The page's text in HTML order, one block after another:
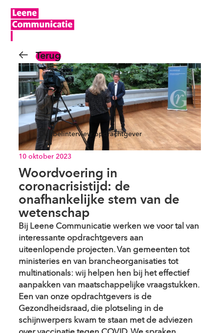
Terug
Dubbelinterview opdrachtgever
10 oktober 2023
Woordvoering in
coronacrisistijd: de
onafhankelijke stem van de
wetenschap
Bij Leene Communicatie werken we voor tal van
interessante opdrachtgevers aan
uiteenlopende projecten. Van gemeenten tot
ministeries en van brancheorganisaties tot
multinationals: wij helpen hen bij het effectief
aanpakken van maatschappelijke vraagstukken.
Een van onze opdrachtgevers is de
Gezondheidsraad, die plotseling in de
schijnwerpers kwam te staan met de adviezen